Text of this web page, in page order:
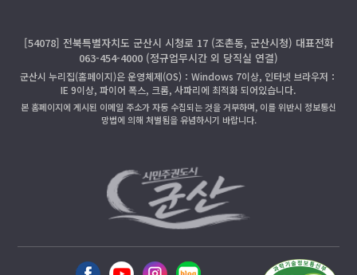
[54078] 전북특별자치도 군산시 시청로 17 (조촌동, 군산시청) 대표전화
063-454-4000 (정규업무시간 외 당직실 연결)
군산시 누리집(홈페이지)은 운영체제(OS)：Windows 7이상, 인터넷 브라우저：
IE 9이상, 파이어 폭스, 크롬, 사파리에 최적화 되어있습니다.
본 홈페이지에 게시된 이메일 주소가 자동 수집되는 것을 거부하며, 이를 위반시 정보통신
망법에 의해 처벌됨을 유념하시기 바랍니다.